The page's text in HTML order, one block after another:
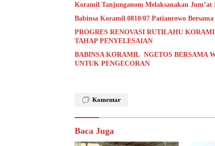
Koramil Tanjunganom Melaksanakan Jum’at
Babinsa Koramil 0810/07 Patianrowo
PROGRES RENOVASI RUTILAHU
TAHAP PENYELESAIAN
BABINSA KORAMIL NGETOS BERSAMA
UNTUK PENGECORAN
Komentar
Baca Juga